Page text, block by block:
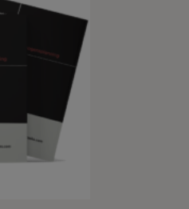
kan
gekozen
op
productpagina